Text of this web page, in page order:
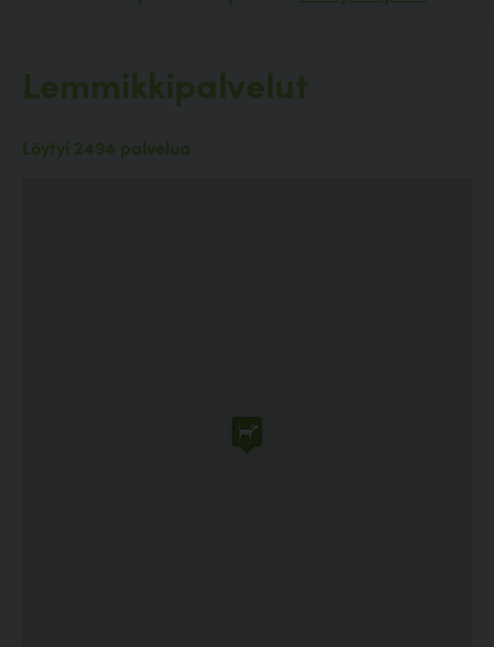
Lemmikkipalvelut
Löytyi 2494 palvelua